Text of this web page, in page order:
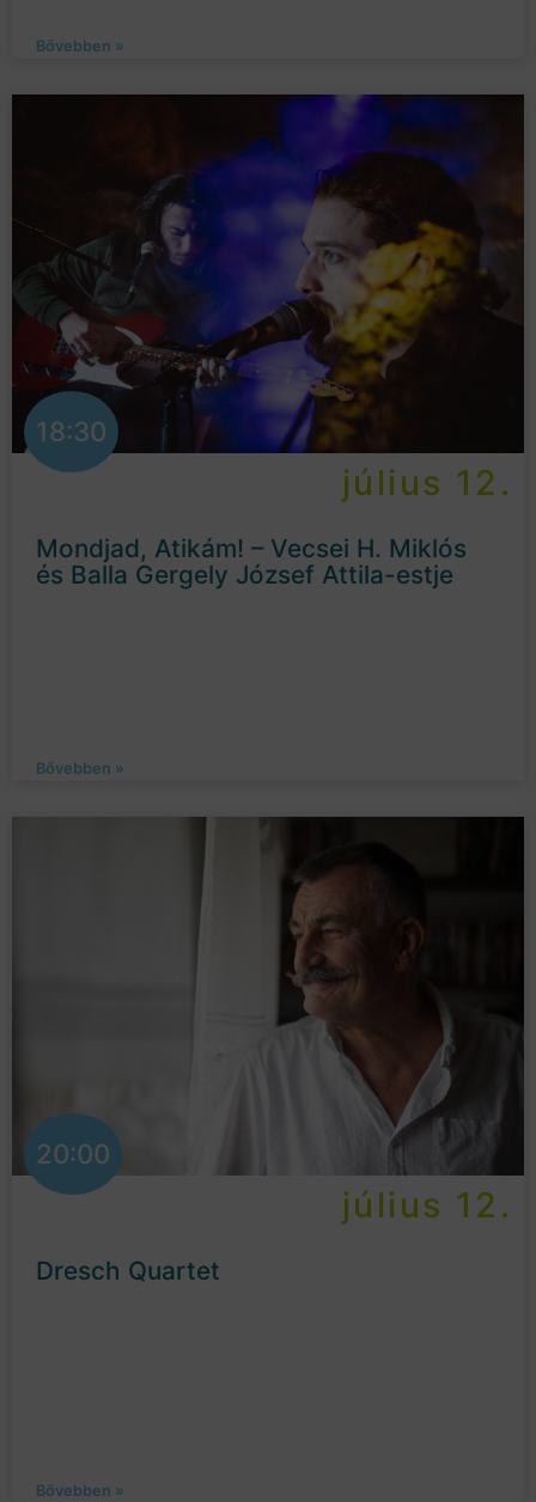
Bővebben »
18:30
július 12.
Mondjad, Atikám! – Vecsei H. Miklós
és Balla Gergely József Attila-estje
Bővebben »
20:00
július 12.
Dresch Quartet
Bővebben »